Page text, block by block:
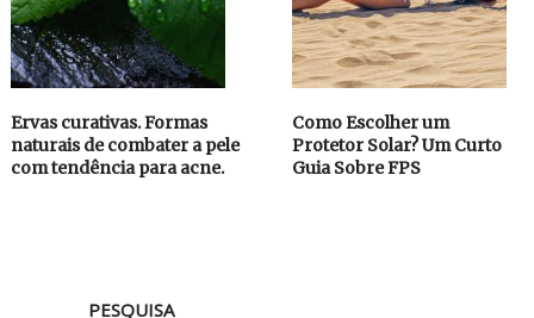
Ervas curativas. Formas
naturais de combater a pele
com tendência para acne.
Como Escolher um
Protetor Solar? Um Curto
Guia Sobre FPS
PESQUISA